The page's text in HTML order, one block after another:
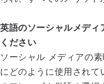
英語のソーシャルメディ
ください
ソーシャル メディアの
にどのように使用され